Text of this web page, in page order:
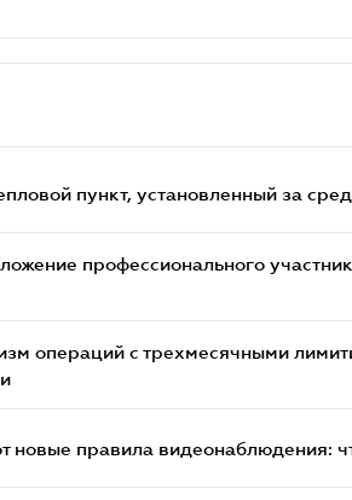
пункт, установленный за
профессионального
операций с трехмесячными
новые правила видеонаблюдения: